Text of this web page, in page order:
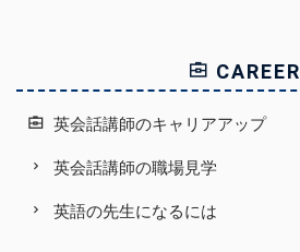
CAREER
英会話講師のキャリアアップ
英会話講師の職場見学
英語の先生になるには